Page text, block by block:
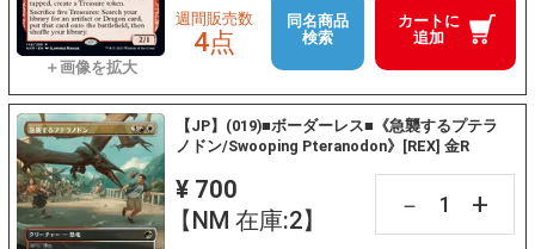
カートに
追加
週間販売数
4点
同名商品
検索
【JP】(019)■ボーダーレス■《急襲するプテラ
ノドン/Swooping Pteranodon》[REX] 金R
¥ 700
【NM 在庫:2】
－ +